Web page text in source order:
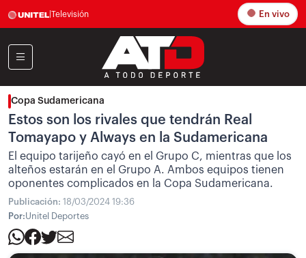
Televisión En vivo
Copa Sudamericana
Estos son los rivales que tendrán Real
Tomayapo y Always en la Sudamericana
El equipo tarijeño cayó en el Grupo C, mientras que los
alteños estarán en el Grupo A. Ambos equipos tienen
oponentes complicados en la Copa Sudamericana.
Publicación: 18/03/2024 19:36
Por:Unitel Deportes